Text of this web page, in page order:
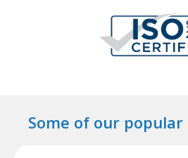
Some of our popular